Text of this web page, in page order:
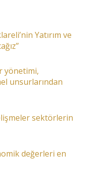
Yatırım ve
yönetimi,
unsurlarından
sektörlerin
değerleri en